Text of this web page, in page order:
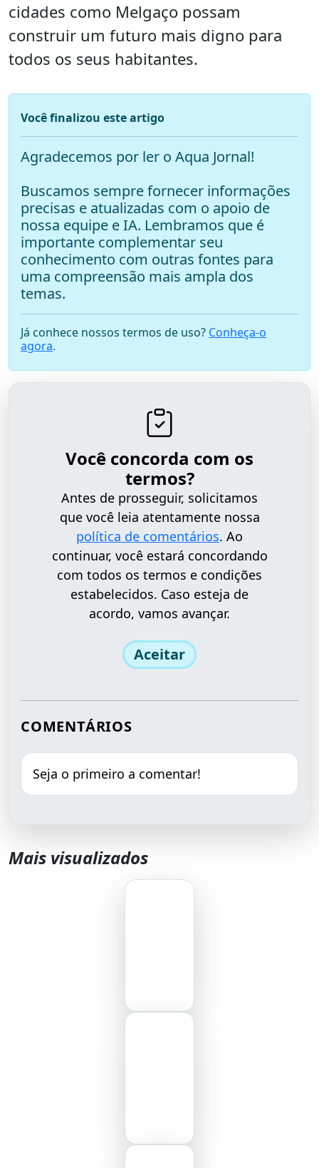
cidades como Melgaço possam
construir um futuro mais digno para
todos os seus habitantes.
Você finalizou este artigo
Agradecemos por ler o Aqua Jornal!
Buscamos sempre fornecer informações
precisas e atualizadas com o apoio de
nossa equipe e IA. Lembramos que é
importante complementar seu
conhecimento com outras fontes para
uma compreensão mais ampla dos
temas.
Já conhece nossos termos de uso? Conheça-o
agora.
Você concorda com os
termos?
Antes de prosseguir, solicitamos
que você leia atentamente nossa
política de comentários. Ao
continuar, você estará concordando
com todos os termos e condições
estabelecidos. Caso esteja de
acordo, vamos avançar.
Aceitar
COMENTÁRIOS
Seja o primeiro a comentar!
Mais visualizados